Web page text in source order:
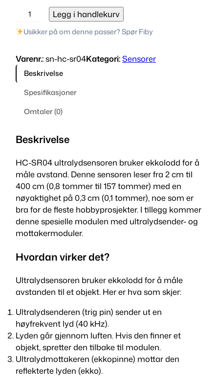
-
R
4
a
y
d
a
v
s
t
a
d
s
e
s
o
r
a
n
t
Legg i handlekurv
Usikker på om denne passer? Spør Fiby
Varenr.:sn-hc-sr04Kategori:Sensorer
Beskrivelse
Spesifikasjoner
Omtaler (0)
Beskrivelse
HC-SR04 ultralydsensoren bruker ekkolodd for å
måle avstand. Denne sensoren leser fra 2 cm til
400 cm (0,8 tommer til 157 tommer) med en
nøyaktighet på 0,3 cm (0,1 tommer), noe som er
bra for de fleste hobbyprosjekter. I tillegg kommer
denne spesielle modulen med ultralydsender- og
mottakermoduler.
Hvordan virker det?
Ultralydsensoren bruker ekkolodd for å måle
avstanden til et objekt. Her er hva som skjer:
Ultralydsenderen (trig pin) sender ut en
høyfrekvent lyd (40 kHz).
Lyden går gjennom luften. Hvis den finner et
objekt, spretter den tilbake til modulen.
Ultralydmottakeren (ekkopinne) mottar den
reflekterte lyden (ekko).